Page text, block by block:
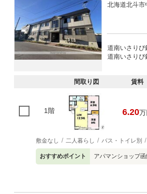
北海道北斗市
道南いさりび
道南いさりび
間取り図 賃料
1階 6.20万
敷金なし 二人暮らし バス・トイレ別
おすすめポイント アパマンショップ